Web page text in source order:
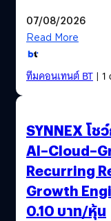
07/08/2026
Read More
ทีมคอนเทนต์ BT| 1
SYNNEX โช
Recurring
Growth
0.10 บาท/หุ้น